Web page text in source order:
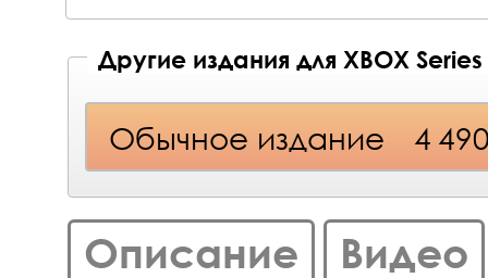
Другие издания для XBOX Series
Обычное издание 4
Описание Видео